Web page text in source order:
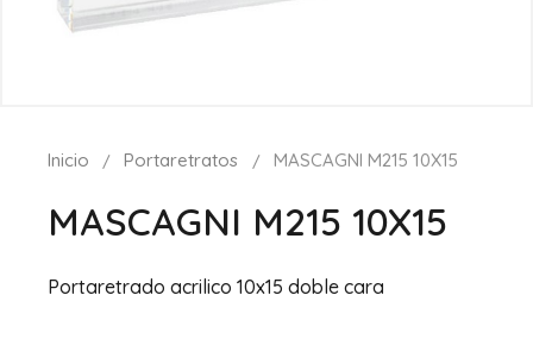
Inicio Portaretratos MASCAGNI M215 10X15
MASCAGNI M215 10X15
Portaretrado acrilico 10x15 doble cara